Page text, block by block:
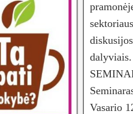
dalyviais.
Vasario